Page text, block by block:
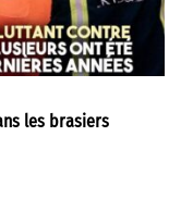
les brasiers